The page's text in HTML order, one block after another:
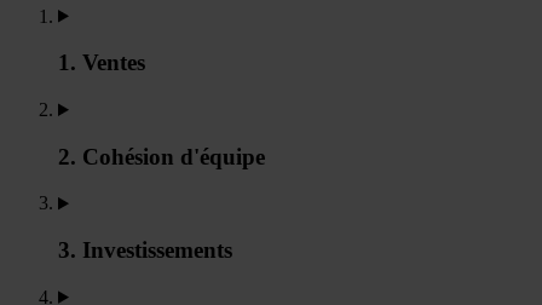
1. Ventes
2. Cohésion d'équipe
3. Investissements